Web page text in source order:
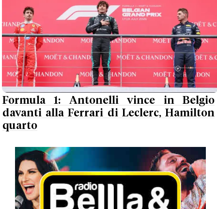
Formula 1: Antonelli vince in Belgio
davanti alla Ferrari di Leclerc, Hamilton
quarto